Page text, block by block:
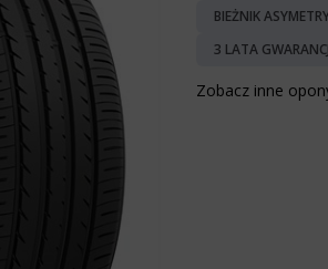
BIEŻNIK
3 LATA
Zobacz inne